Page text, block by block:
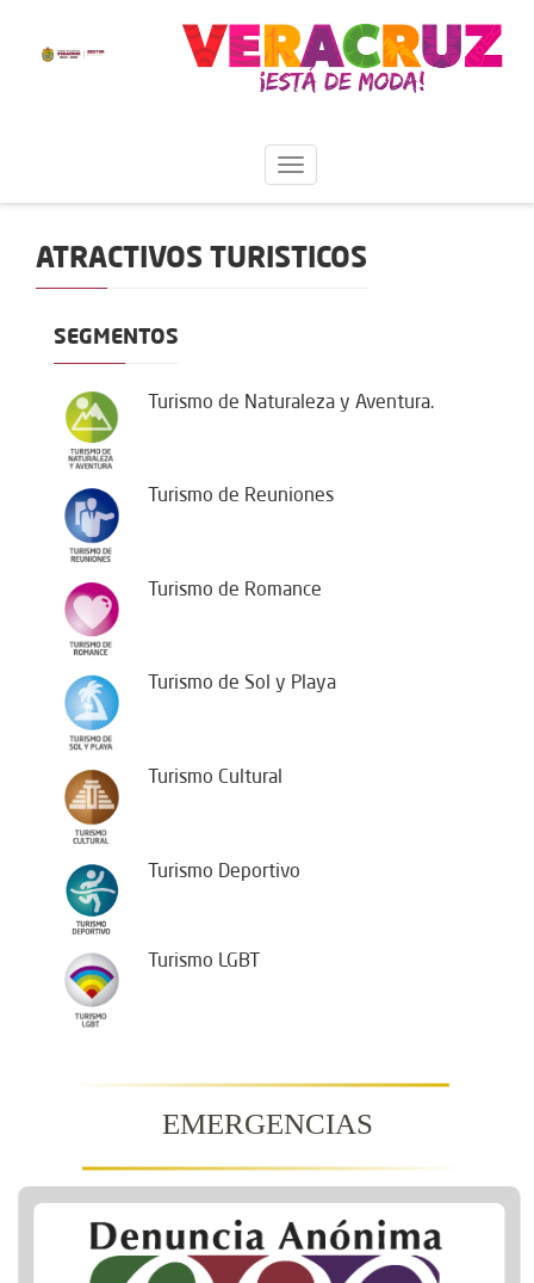
ATRACTIVOS TURISTICOS
SEGMENTOS
Turismo de Naturaleza y Aventura.
Turismo de Reuniones
Turismo de Romance
Turismo de Sol y Playa
Turismo Cultural
Turismo Deportivo
Turismo LGBT
EMERGENCIAS